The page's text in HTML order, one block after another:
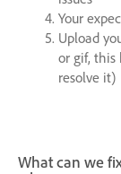
Your
Upload
or gif, this
resolve it)
What can we